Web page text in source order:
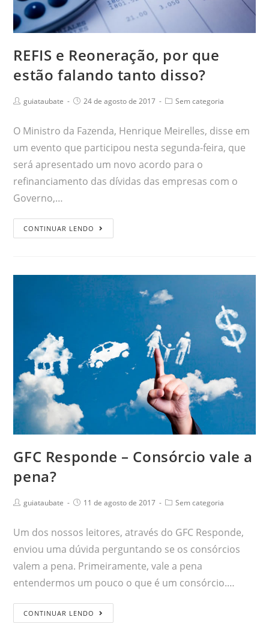
REFIS e Reoneração, por que
estão falando tanto disso?
guiataubate 24 de agosto de 2017 Sem categoria
O Ministro da Fazenda, Henrique Meirelles, disse em
um evento que participou nesta segunda-feira, que
será apresentado um novo acordo para o
refinanciamento das dívidas das empresas com o
Governo,…
CONTINUAR LENDO
GFC Responde – Consórcio vale a
pena?
guiataubate 11 de agosto de 2017 Sem categoria
Um dos nossos leitores, através do GFC Responde,
enviou uma dúvida perguntando se os consórcios
valem a pena. Primeiramente, vale a pena
entendermos um pouco o que é um consórcio.…
CONTINUAR LENDO